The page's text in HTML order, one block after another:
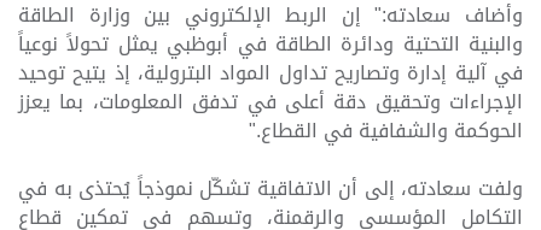
وأضاف سعادته:" إن الربط الإلكتروني بين وزارة الطاقة
والبنية التحتية ودائرة الطاقة في أبوظبي يمثل تحولاً نوعياً
في آلية إدارة وتصاريح تداول المواد البترولية، إذ يتيح توحيد
الإجراءات وتحقيق دقة أعلى في تدفق المعلومات، بما يعزز
الحوكمة والشفافية في القطاع".
ولفت سعادته، إلى أن الاتفاقية تشكّل نموذجاً يُحتذى به في
التكامل المؤسسي والرقمنة، وتسهم في تمكين قطاع